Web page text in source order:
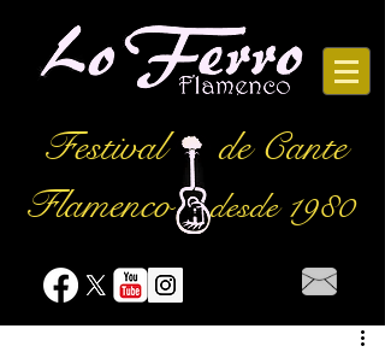
Festival
de Cante
Flamencodesde 1980